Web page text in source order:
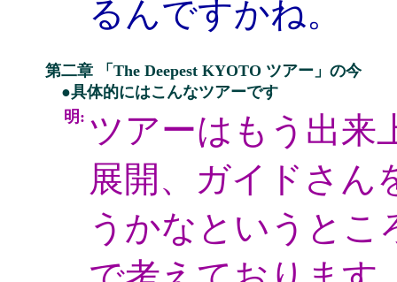
るんですかね。
第二章 「The Deepest KYOTO ツアー」の今
●具体的にはこんなツアーです
明: ツアーはもう出来
展開、ガイドさん
うかなというとこ